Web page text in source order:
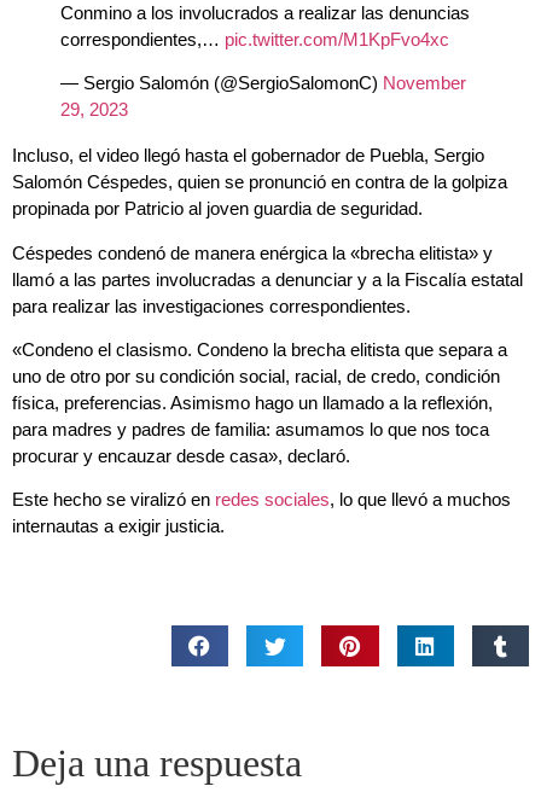
Conmino a los involucrados a realizar las denuncias
correspondientes,… pic.twitter.com/M1KpFvo4xc
— Sergio Salomón (@SergioSalomonC) November
29, 2023
Incluso, el video llegó hasta el gobernador de Puebla, Sergio
Salomón Céspedes, quien se pronunció en contra de la golpiza
propinada por Patricio al joven guardia de seguridad.
Céspedes condenó de manera enérgica la «brecha elitista» y
llamó a las partes involucradas a denunciar y a la Fiscalía estatal
para realizar las investigaciones correspondientes.
«Condeno el clasismo. Condeno la brecha elitista que separa a
uno de otro por su condición social, racial, de credo, condición
física, preferencias. Asimismo hago un llamado a la reflexión,
para madres y padres de familia: asumamos lo que nos toca
procurar y encauzar desde casa», declaró.
Este hecho se viralizó en redes sociales, lo que llevó a muchos
internautas a exigir justicia.
Deja una respuesta